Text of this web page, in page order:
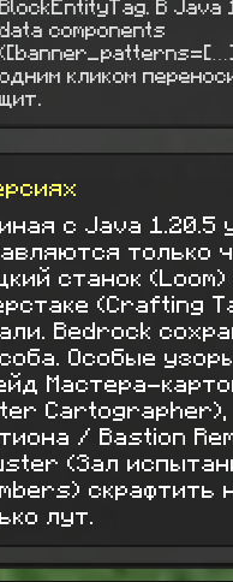
BlockEntityTag. В Java
data components
одним кликом
щит.
с Java 1.20.5
только
станок
(Crafting
Bedrock
Особые
Мастера-
Cartographer),
/ Bastion
(Зал
скрафтить
лут.